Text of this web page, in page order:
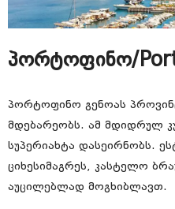
პორტოფინო/
პორტოფინო გენოას
მდებარეობს. ამ მდიდრულ
სუპერიახტა დასეირნობს.
ციხესიმაგრეს, კასტელო
აუცილებლად მოგხიბლავთ.